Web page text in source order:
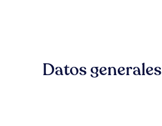
Datos generales